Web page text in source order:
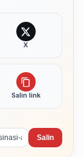
X
Salin link
Salin